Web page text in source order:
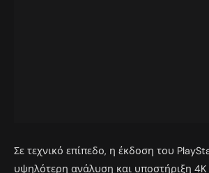
Σε τεχνικό επίπεδο, η έκδοση του
υψηλότερη ανάλυση και υποστήριξη